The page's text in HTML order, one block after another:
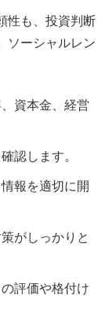
性も、投資判断
ソーシャルレン
資本金、経営
認します。
報を適切に開
がしっかりと
評価や格付け